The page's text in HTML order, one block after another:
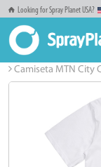
Looking for Spray Planet USA?
Inicio
Camiseta MTN City